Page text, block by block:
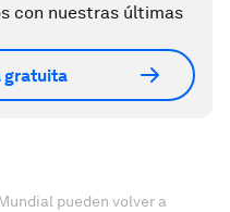
con nuestras últimas
gratuita
pueden volver a